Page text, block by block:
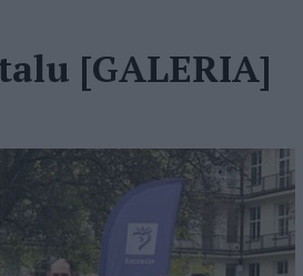
[GALERIA]